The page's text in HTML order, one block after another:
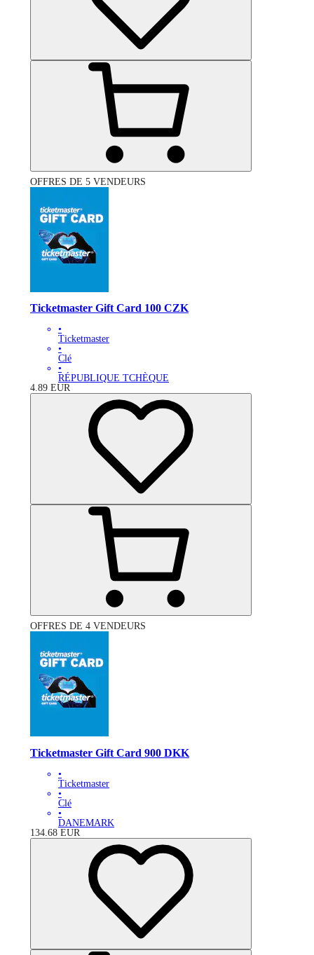
OFFRES DE 5 VENDEURS
Ticketmaster Gift Card 100 CZK
•
Ticketmaster
•
Clé
•
RÉPUBLIQUE TCHÈQUE
4.89 EUR
OFFRES DE 4 VENDEURS
Ticketmaster Gift Card 900 DKK
•
Ticketmaster
•
Clé
•
DANEMARK
134.68 EUR